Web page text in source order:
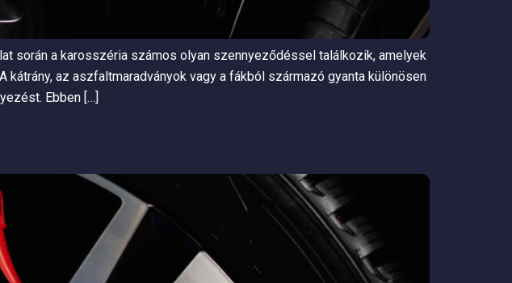
során a karosszéria számos olyan szennyeződéssel találkozik, amelyek
az aszfaltmaradványok vagy a fákból származó gyanta különösen
Ebben […]